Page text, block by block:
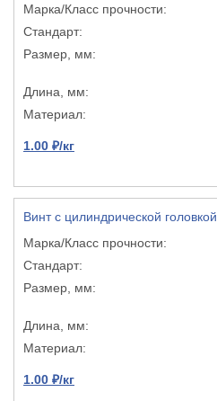
1.00 ₽/кг
Винт с цилиндрической головкой
1.00 ₽/кг